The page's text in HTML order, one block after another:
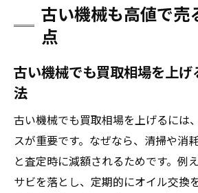
古い機械も高値で売
点
古い機械でも買取相場を上げ
法
古い機械でも買取相場を上げるには
スが重要です。なぜなら、清掃や消
と査定時に減額されるためです。例
サビを落とし、定期的にオイル交換